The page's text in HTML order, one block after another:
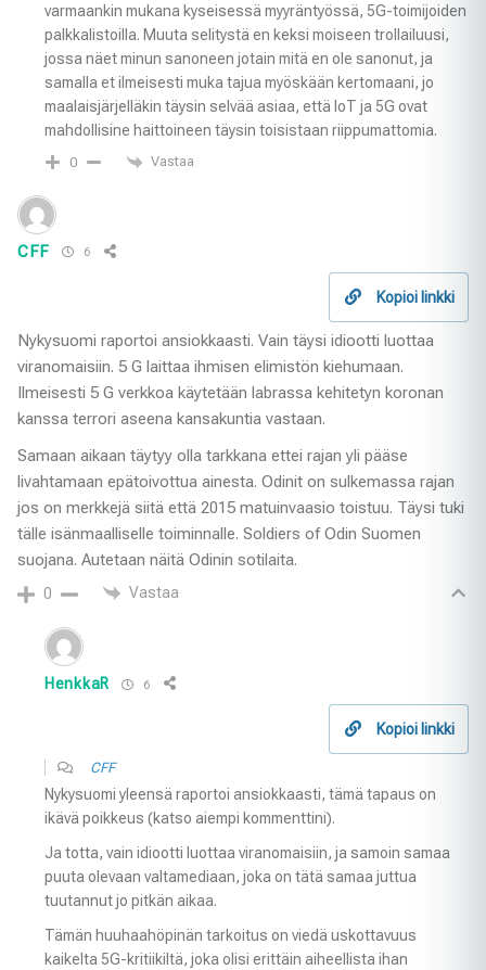
varmaankin mukana kyseisessä myyräntyössä, 5G-toimijoiden
palkkalistoilla. Muuta selitystä en keksi moiseen trollailuusi,
jossa näet minun sanoneen jotain mitä en ole sanonut, ja
samalla et ilmeisesti muka tajua myöskään kertomaani, jo
maalaisjärjelläkin täysin selvää asiaa, että IoT ja 5G ovat
mahdollisine haittoineen täysin toisistaan riippumattomia.
0 Vastaa
CFF 6
Kopioi linkki
Nykysuomi raportoi ansiokkaasti. Vain täysi idiootti luottaa
viranomaisiin. 5 G laittaa ihmisen elimistön kiehumaan.
Ilmeisesti 5 G verkkoa käytetään labrassa kehitetyn koronan
kanssa terrori aseena kansakuntia vastaan.
Samaan aikaan täytyy olla tarkkana ettei rajan yli pääse
livahtamaan epätoivottua ainesta. Odinit on sulkemassa rajan
jos on merkkejä siitä että 2015 matuinvaasio toistuu. Täysi tuki
tälle isänmaalliselle toiminnalle. Soldiers of Odin Suomen
suojana. Autetaan näitä Odinin sotilaita.
0 Vastaa
HenkkaR 6
Kopioi linkki
CFF
Nykysuomi yleensä raportoi ansiokkaasti, tämä tapaus on
ikävä poikkeus (katso aiempi kommenttini).
Ja totta, vain idiootti luottaa viranomaisiin, ja samoin samaa
puuta olevaan valtamediaan, joka on tätä samaa juttua
tuutannut jo pitkän aikaa.
Tämän huuhaahöpinän tarkoitus on viedä uskottavuus
kaikelta 5G-kritiikiltä, joka olisi erittäin aiheellista ihan